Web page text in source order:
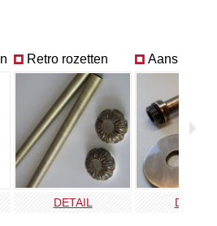
Radiatorkranen
Alle kleuren en afwerkingen
Alle aansluitingen
Retro rozetten
DETAIL
Aansluit
DETAIL